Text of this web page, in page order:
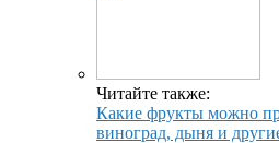
Читайте также:
Какие фрукты можно
виноград, дыня и